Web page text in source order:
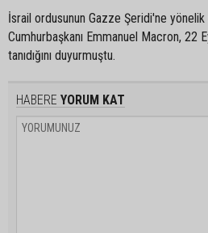
İsrail ordusunun Gazze Şeridi'ne yönelik
Cumhurbaşkanı Emmanuel Macron, 22
tanıdığını duyurmuştu.
HABERE YORUM KAT